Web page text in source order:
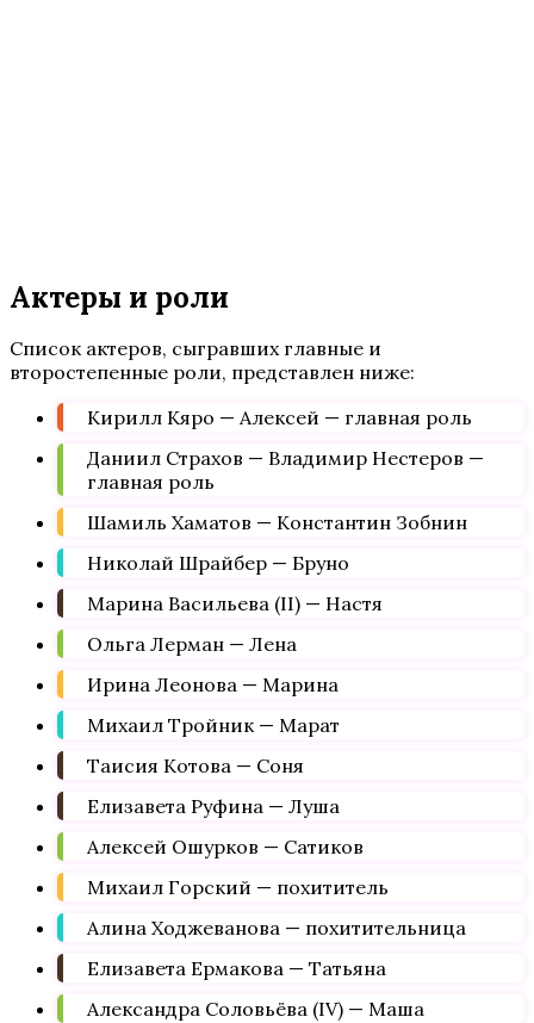
Актеры и роли
Список актеров, сыгравших главные и
второстепенные роли, представлен ниже:
Кирилл Кяро — Алексей — главная роль
Даниил Страхов — Владимир Нестеров —
главная роль
Шамиль Хаматов — Константин Зобнин
Николай Шрайбер — Бруно
Марина Васильева (II) — Настя
Ольга Лерман — Лена
Ирина Леонова — Марина
Михаил Тройник — Марат
Таисия Котова — Соня
Елизавета Руфина — Луша
Алексей Ошурков — Сатиков
Михаил Горский — похититель
Алина Ходжеванова — похитительница
Елизавета Ермакова — Татьяна
Александра Соловьёва (IV) — Маша